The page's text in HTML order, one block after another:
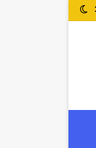
مقال عشوائي
الوضع المظلم